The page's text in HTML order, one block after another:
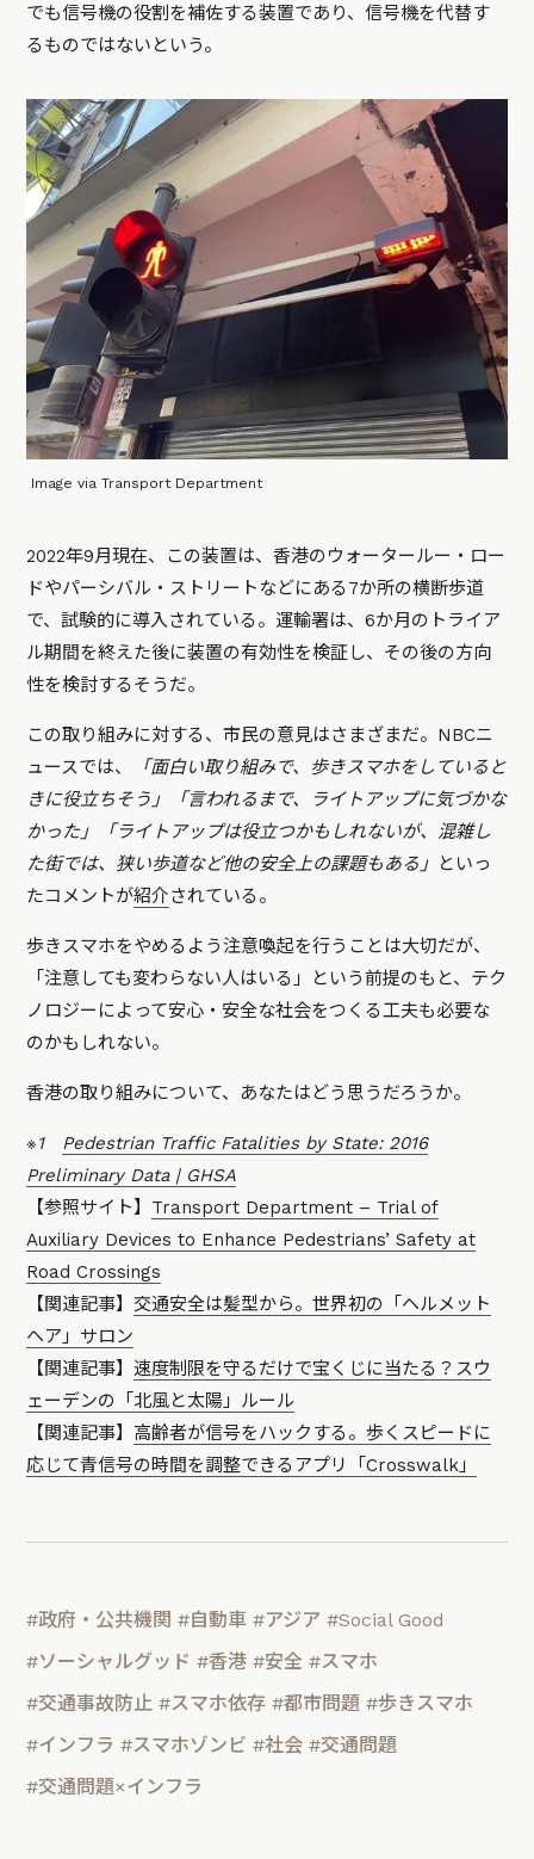
でも信号機の役割を補佐する装置であり、信号機を代替す
るものではないという。
Image via Transport Department
2022年9月現在、この装置は、香港のウォータールー・ロー
ドやパーシバル・ストリートなどにある7か所の横断歩道
で、試験的に導入されている。運輸署は、6か月のトライア
ル期間を終えた後に装置の有効性を検証し、その後の方向
性を検討するそうだ。
この取り組みに対する、市民の意見はさまざまだ。NBCニ
ュースでは、
「面白い取り組みで、歩きスマホをしていると
きに役立ちそう」「言われるまで、ライトアップに気づかな
かった」「ライトアップは役立つかもしれないが、混雑し
た街では、狭い歩道など他の安全上の課題もある」 といっ
たコメントが紹介されている。
歩きスマホをやめるよう注意喚起を行うことは大切だが、
「注意しても変わらない人はいる」という前提のもと、テク
ノロジーによって安心・安全な社会をつくる工夫も必要な
のかもしれない。
香港の取り組みについて、あなたはどう思うだろうか。
※1 Pedestrian Traffic Fatalities by State: 2016
Preliminary Data | GHSA
【参照サイト】 Transport Department – Trial of
Auxiliary Devices to Enhance Pedestrians’ Safety at
Road Crossings
【関連記事】 交通安全は髪型から。世界初の「ヘルメット
ヘア」サロン
【関連記事】速度制限を守るだけで宝くじに当たる？スウ
ェーデンの「北風と太陽」ルール
【関連記事】 高齢者が信号をハックする。歩くスピードに
応じて青信号の時間を調整できるアプリ「Crosswalk」
#政府・公共機関 #自動車 #アジア #Social Good
#ソーシャルグッド #香港 #安全 #スマホ
#交通事故防止 #スマホ依存 #都市問題 #歩きスマホ
#インフラ #スマホゾンビ #社会 #交通問題
#交通問題×インフラ